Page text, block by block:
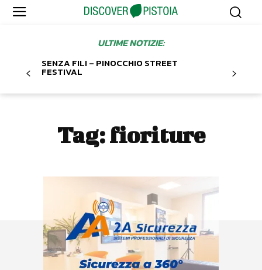
ULTIME NOTIZIE:
SENZA FILI – PINOCCHIO STREET
FESTIVAL
Tag:fioriture